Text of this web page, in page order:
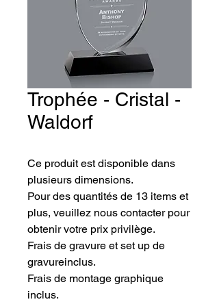
Trophée - Cristal -
Waldorf
Ce produit est disponible dans
plusieurs dimensions.
Pour des quantités de 13 items et
plus, veuillez nous contacter pour
obtenir votre prix privilège.
Frais de gravure et set up de
gravureinclus.
Frais de montage graphique
inclus.